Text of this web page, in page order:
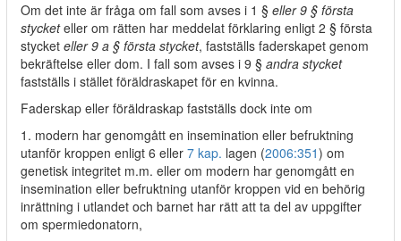
Om det inte är fråga om fall som avses i 1 § eller 9 § första
stycketeller om rätten har meddelat förklaring enligt 2 § första
stycket eller 9 a § första stycket, fastställs faderskapet genom
bekräftelse eller dom. I fall som avses i 9 § andra stycket
fastställs i stället föräldraskapet för en kvinna.
Faderskap eller föräldraskap fastställs dock inte om
1. modern har genomgått en insemination eller befruktning
utanför kroppen enligt 6 eller 7 kap. lagen (2006:351) om
genetisk integritet m.m. eller om modern har genomgått en
insemination eller befruktning utanför kroppen vid en behörig
inrättning i utlandet och barnet har rätt att ta del av uppgifter
om spermiedonatorn,